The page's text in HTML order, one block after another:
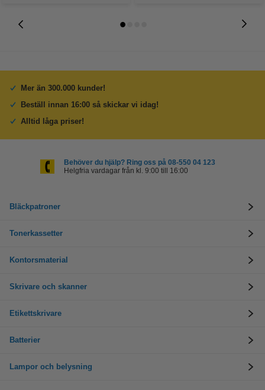
Mer än 300.000 kunder!
Beställ innan 16:00 så skickar vi idag!
Alltid låga priser!
Behöver du hjälp? Ring oss på 08-550 04 123
Helgfria vardagar från kl. 9:00 till 16:00
Bläckpatroner
Tonerkassetter
Kontorsmaterial
Skrivare och skanner
Etikettskrivare
Batterier
Lampor och belysning